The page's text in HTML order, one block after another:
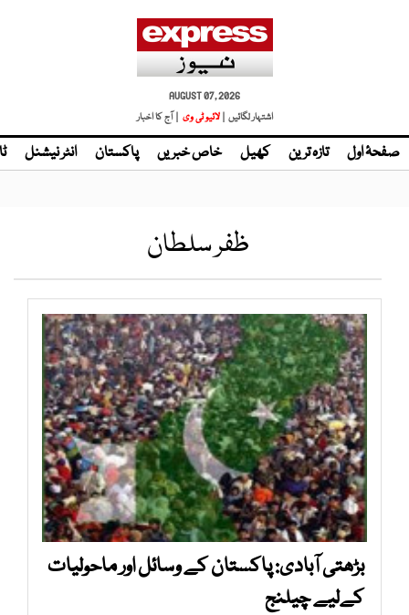
AUGUST 07, 2026
اشتہار لگائیں | لائیو ٹی وی | آج کا اخبار
صفحۂ اول تازہ ترین کھیل خاص خبریں پاکستان انٹر نیشنل
ظفر سلطان
بڑھتی آبادی: پاکستان کے وسائل اور ماحولیات
کےلیے چیلنج